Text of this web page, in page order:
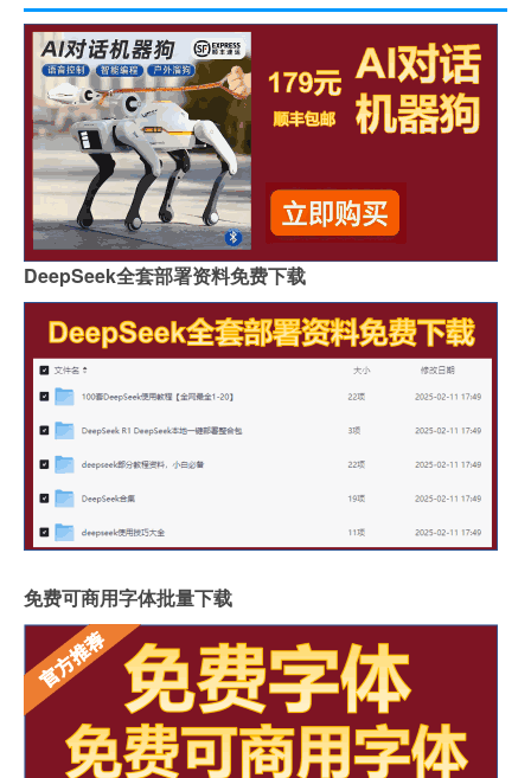
DeepSeek全套部署资料免费下载
免费可商用字体批量下载